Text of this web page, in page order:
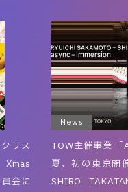
リス
会に
News
TOW主催事業 「
夏、初の東京開
SHIRO